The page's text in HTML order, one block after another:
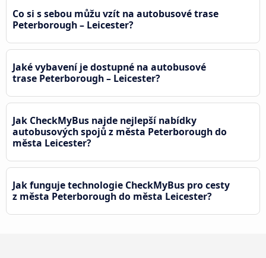
Co si s sebou můžu vzít na autobusové trase
Peterborough – Leicester?
Jaké vybavení je dostupné na autobusové
trase Peterborough – Leicester?
Jak CheckMyBus najde nejlepší nabídky
autobusových spojů z města Peterborough do
města Leicester?
Jak funguje technologie CheckMyBus pro cesty
z města Peterborough do města Leicester?